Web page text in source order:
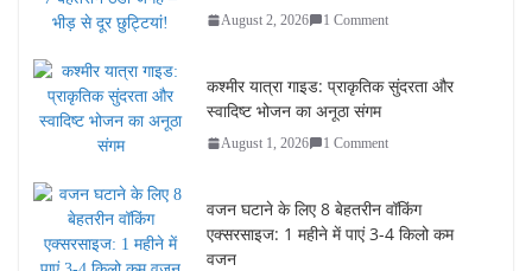
August 2, 2026 1 Comment
कश्मीर यात्रा गाइड: प्राकृतिक सुंदरता और
स्वादिष्ट भोजन का अनूठा संगम
August 1, 2026 1 Comment
वजन घटाने के लिए 8 बेहतरीन वॉकिंग
एक्सरसाइज: 1 महीने में पाएं 3-4 किलो कम
वजन